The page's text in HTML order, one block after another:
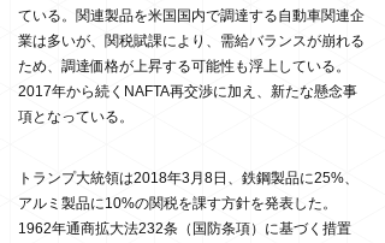
ている。関連製品を米国国内で調達する自動車関連企
業は多いが、関税賦課により、需給バランスが崩れる
ため、調達価格が上昇する可能性も浮上している。
2017年から続くNAFTA再交渉に加え、新たな懸念事
項となっている。
トランプ大統領は2018年3月8日、鉄鋼製品に25%、
アルミ製品に10%の関税を課す方針を発表した。
1962年通商拡大法232条（国防条項）に基づく措置